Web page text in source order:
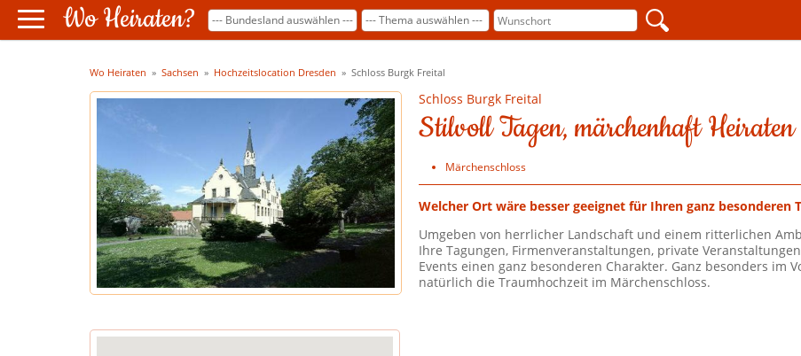
Wo Heiraten?
Wo Heiraten » Sachsen » Hochzeitslocation Dresden » Schloss Burgk Freital
Schloss Burgk Freital
Stilvoll Tagen, märchenhaft Heiraten
Märchenschloss
Welcher Ort wäre besser geeignet für Ihren ganz besonderen
Umgeben von herrlicher Landschaft und einem ritterlichen
Ihre Tagungen, Firmenveranstaltungen, private
Events einen ganz besonderen Charakter. Ganz besonders im
natürlich die Traumhochzeit im Märchenschloss.